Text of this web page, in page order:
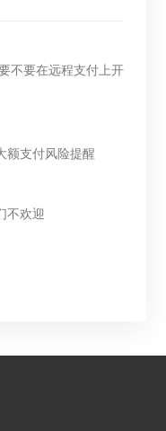
不要在远程支付上开
支付风险提醒
不欢迎